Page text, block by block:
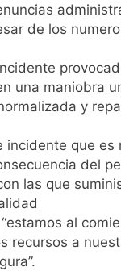
de los
una maniobra
y
incidente que
del
las que
al
recursos a